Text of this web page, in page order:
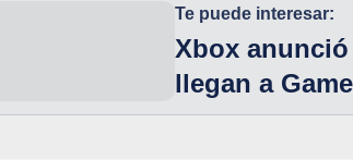
Te puede interesar:
Xbox
llegan a